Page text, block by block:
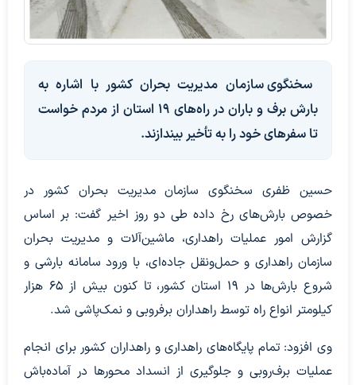
سخنگوی سازمان مدیریت بحران کشور با اشاره به
بارش‌ برف و باران در راه‌های ۱۹ استان از مردم خواست
تا سفرهای خود را به تأخیر بیندازند.
حسین ظفری سخنگوی سازمان مدیریت بحران کشور در
خصوص بارش‌های رخ داده طی دو روز اخیر گفت: بر اساس
گزارش امور عملیات راهداری، ماشین‌آلات و مدیریت بحران
سازمان راهداری و حمل‌ونقل جاده‌ای، با ورود سامانه بارشی و
شروع بارش‌ها در ۱۹ استان کشور، تا کنون بیش از ۶۵ هزار
کیلومتر انواع راه توسط راهداران برفروبی و نمک‌پاشی شد.
وی افزود: تمام پایگاه‌های راهداری و راهداران کشور برای انجام
عملیات برف‌روبی و جلوگیری از انسداد محورها در آماده‌باش